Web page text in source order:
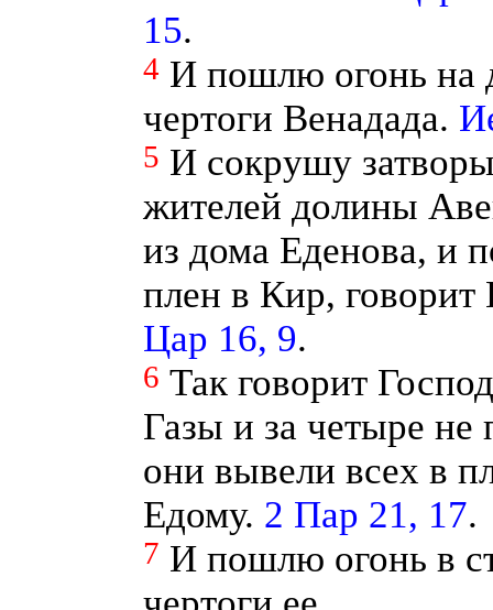
15.
4 И пошлю огонь на
чертоги Венадада.
5 И сокрушу
жителей долины
из дома Еденова, и
плен в Кир, говорит
Цар 16, 9.
6 Так говорит
Газы и за четыре
они вывели всех в
Едому. 2 Пар 21, 17.
7 И пошлю огонь в